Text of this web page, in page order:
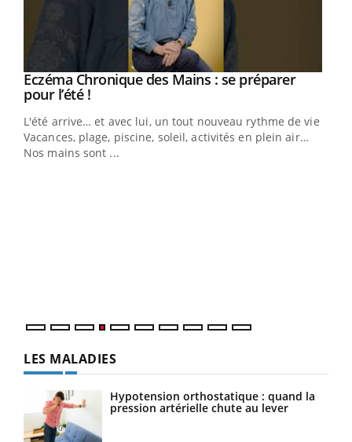
Youtube
Eczéma Chronique des Mains : se préparer
pour l’été !Youtube
L'été arrive… et avec lui, un tout nouveau rythme de vie !
Vacances, plage, piscine, soleil, activités en plein air…
Nos mains sont ...
LES MALADIES
Hypotension orthostatique : quand la
pression artérielle chute au lever